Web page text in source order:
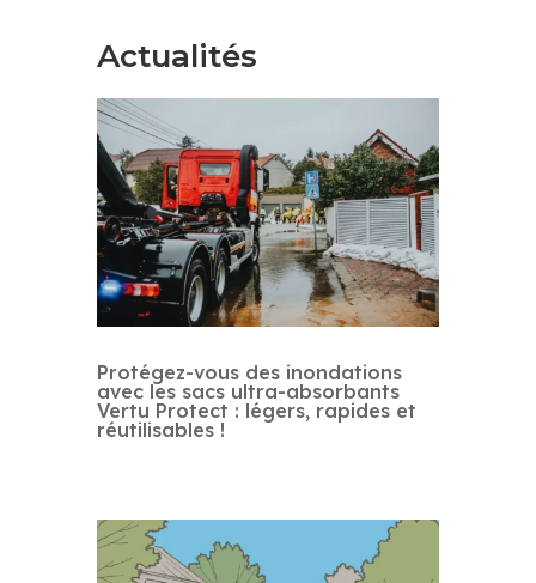
Actualités
Protégez-vous des inondations
avec les sacs ultra-absorbants
Vertu Protect : légers, rapides et
réutilisables !